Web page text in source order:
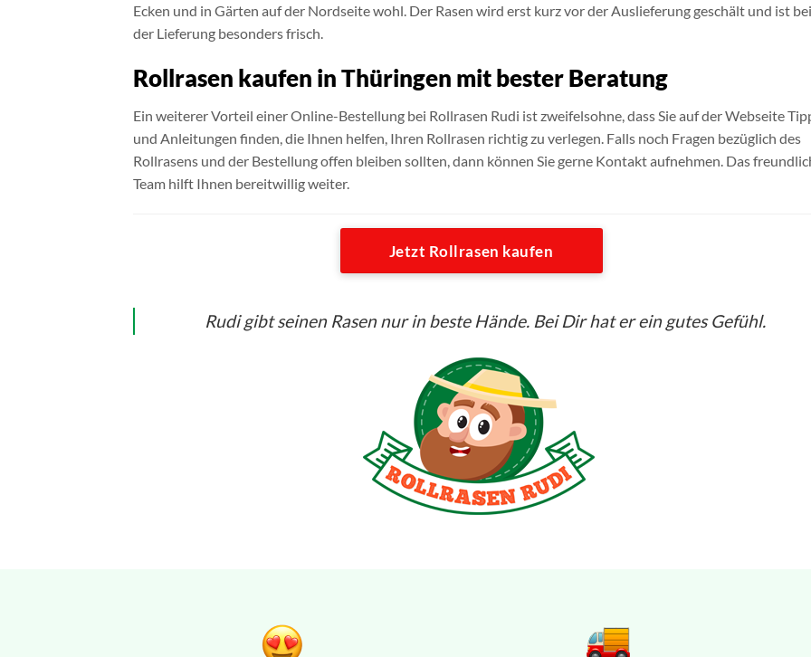
Ecken und in Gärten auf der Nordseite wohl. Der Rasen wird erst kurz vor der Auslieferung geschält und ist bei
der Lieferung besonders frisch.
Rollrasen kaufen in Thüringen mit bester Beratung
Ein weiterer Vorteil einer Online-Bestellung bei Rollrasen Rudi ist zweifelsohne, dass Sie auf der Webseite
und Anleitungen finden, die Ihnen helfen, Ihren Rollrasen richtig zu verlegen. Falls noch Fragen bezüglich des
Rollrasens und der Bestellung offen bleiben sollten, dann können Sie gerne Kontakt aufnehmen. Das
Team hilft Ihnen bereitwillig weiter.
Jetzt Rollrasen kaufen
Rudi gibt seinen Rasen nur in beste Hände. Bei Dir hat er ein gutes Gefühl.